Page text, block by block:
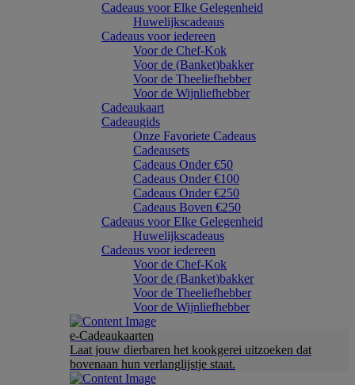
Cadeaus voor Elke Gelegenheid
Huwelijkscadeaus
Cadeaus voor iedereen
Voor de Chef-Kok
Voor de (Banket)bakker
Voor de Theeliefhebber
Voor de Wijnliefhebber
Cadeaukaart
Cadeaugids
Onze Favoriete Cadeaus
Cadeausets
Cadeaus Onder €50
Cadeaus Onder €100
Cadeaus Onder €250
Cadeaus Boven €250
Cadeaus voor Elke Gelegenheid
Huwelijkscadeaus
Cadeaus voor iedereen
Voor de Chef-Kok
Voor de (Banket)bakker
Voor de Theeliefhebber
Voor de Wijnliefhebber
e-Cadeaukaarten
Laat jouw dierbaren het kookgerei uitzoeken dat
bovenaan hun verlanglijstje staat.